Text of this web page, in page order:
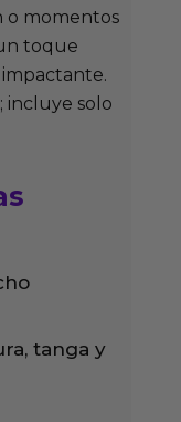
o momentos
toque
incluye solo
tanga y